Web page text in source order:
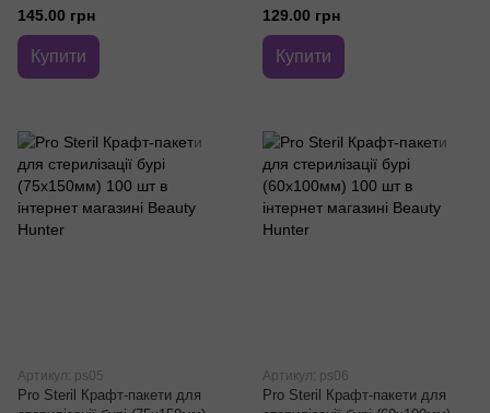
145.00 грн
Купити
129.00 грн
Купити
Артикул: ps05
Pro Steril Крафт-пакети для
Артикул: ps06
Pro Steril Крафт-пакети для